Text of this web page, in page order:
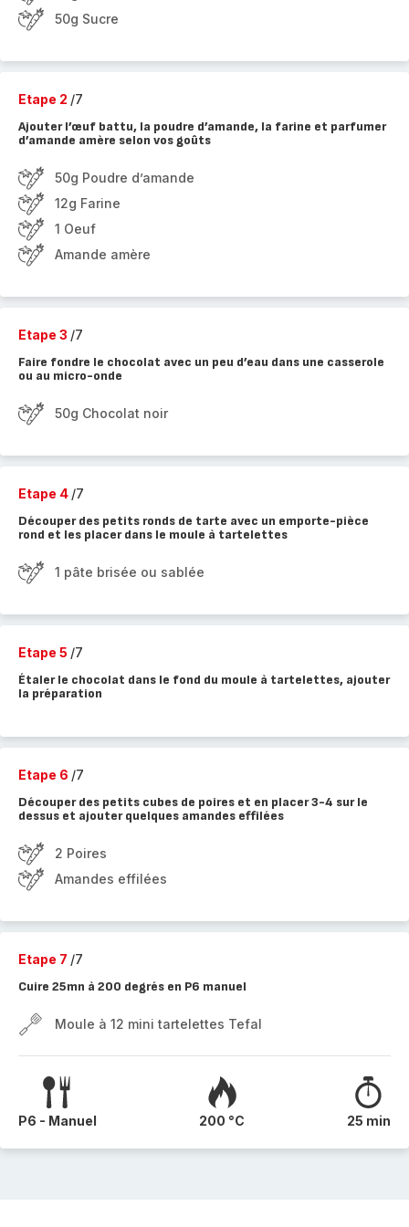
50g Sucre
Etape 2 /7
Ajouter l’œuf battu, la poudre d’amande, la farine et parfumer
d’amande amère selon vos goûts
50g Poudre d’amande
12g Farine
1 Oeuf
Amande amère
Etape 3 /7
Faire fondre le chocolat avec un peu d’eau dans une casserole
ou au micro-onde
50g Chocolat noir
Etape 4 /7
Découper des petits ronds de tarte avec un emporte-pièce
rond et les placer dans le moule à tartelettes
1 pâte brisée ou sablée
Etape 5 /7
Étaler le chocolat dans le fond du moule à tartelettes, ajouter
la préparation
Etape 6 /7
Découper des petits cubes de poires et en placer 3-4 sur le
dessus et ajouter quelques amandes effilées
2 Poires
Amandes effilées
Etape 7 /7
Cuire 25mn à 200 degrés en P6 manuel
Moule à 12 mini tartelettes Tefal
P6 - Manuel 200 °C 25 min